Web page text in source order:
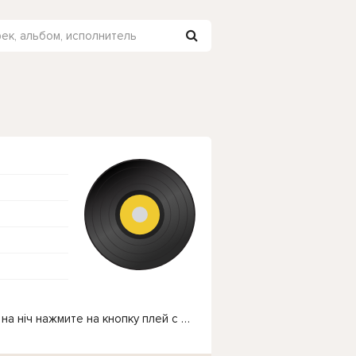
Чтобы прослушать онлайн песню KRBK - Чекаю на ніч нажмите на кнопку плей с светом зелений